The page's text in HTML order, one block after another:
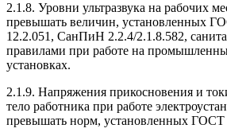
2.1.8. Уровни ультразвука на рабочих
превышать величин, установленных
12.2.051, СанПиН 2.2.4/2.1.8.582,
правилами при работе на
установках.
2.1.9. Напряжения прикосновения и
тело работника при работе
превышать норм, установленных ГОСТ